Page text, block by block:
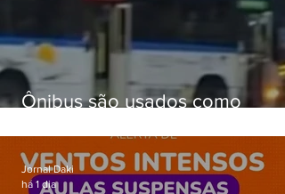
Ônibus são usados como
Gardênia Azul
Jornal Daki
há 1 dia